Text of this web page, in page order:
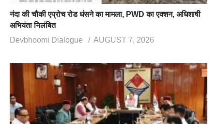
नंदा की चौकी एप्रोच रोड धंसने का मामला, PWD का एक्शन, अधिशाषी
अभियंता निलंबित
Devbhoomi Dialogue
AUGUST 7, 2026